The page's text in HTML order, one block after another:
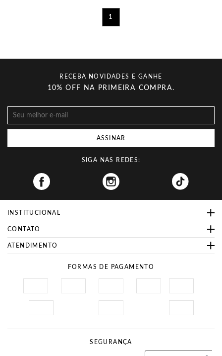
1
RECEBA NOVIDADES E GANHE
10% OFF NA PRIMEIRA COMPRA.
ASSINAR
SIGA NAS REDES:
Facebook
INSTITUCIONAL
CONTATO
ATENDIMENTO
FORMAS DE PAGAMENTO
SEGURANÇA